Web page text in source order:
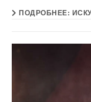
ПОДРОБНЕЕ: